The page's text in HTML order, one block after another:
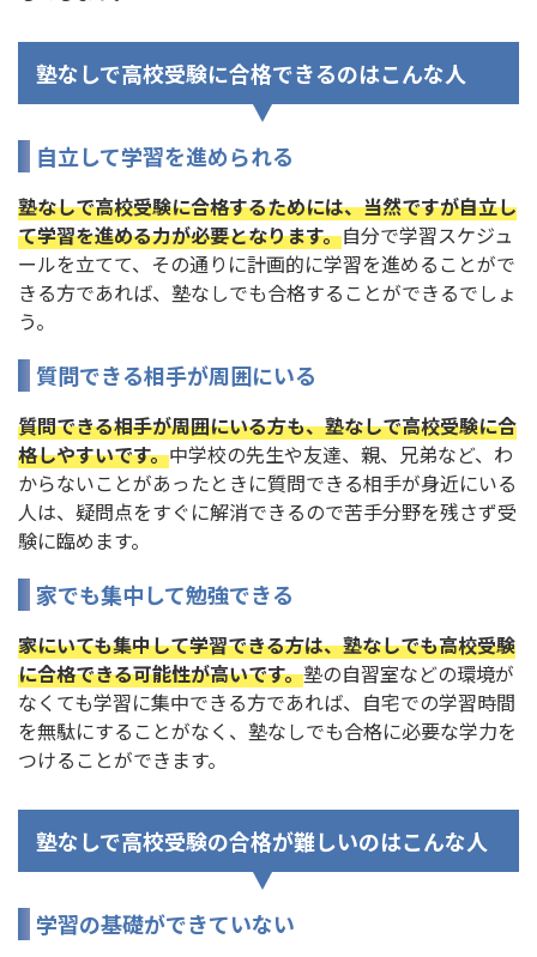
塾なしで高校受験に合格できるのはこんな人
自立して学習を進められる
塾なしで高校受験に合格するためには、当然ですが自立し
て学習を進める力が必要となります。自分で学習スケジュ
ールを立てて、その通りに計画的に学習を進めることがで
きる方であれば、塾なしでも合格することができるでしょ
う。
質問できる相手が周囲にいる
質問できる相手が周囲にいる方も、塾なしで高校受験に合
格しやすいです。中学校の先生や友達、親、兄弟など、わ
からないことがあったときに質問できる相手が身近にいる
人は、疑問点をすぐに解消できるので苦手分野を残さず受
験に臨めます。
家でも集中して勉強できる
家にいても集中して学習できる方は、塾なしでも高校受験
に合格できる可能性が高いです。塾の自習室などの環境が
なくても学習に集中できる方であれば、自宅での学習時間
を無駄にすることがなく、塾なしでも合格に必要な学力を
つけることができます。
塾なしで高校受験の合格が難しいのはこんな人
学習の基礎ができていない